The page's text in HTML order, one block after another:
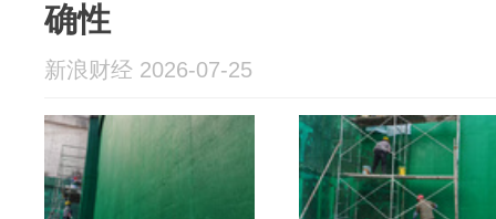
确性
新浪财经 2026-07-25